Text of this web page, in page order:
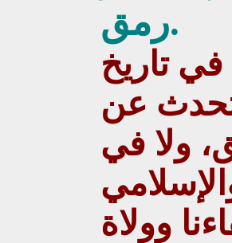
رمق.
تاريخ
عن
ولا في
وولاة